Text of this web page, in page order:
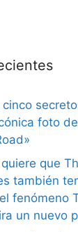
foto
que
también
fenómeno
un nuevo